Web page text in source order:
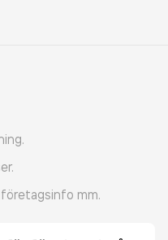
mm.